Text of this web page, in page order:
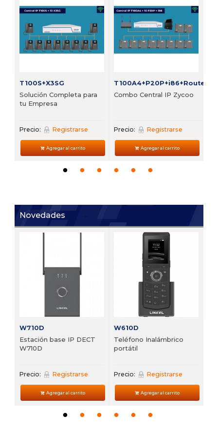
T100S+X3SG
Solución Completa para
tu Empresa
Precio: Registrarse
Agregar al carrito
T100A4+P20P+i86+Router
Combo Central IP Zycoo
Precio: Registrarse
Agregar al carrito
Novedades
W710D
Estación base IP DECT
W710D
Precio: Registrarse
Agregar al carrito
W610D
Teléfono Inalámbrico
portátil
Precio: Registrarse
Agregar al carrito